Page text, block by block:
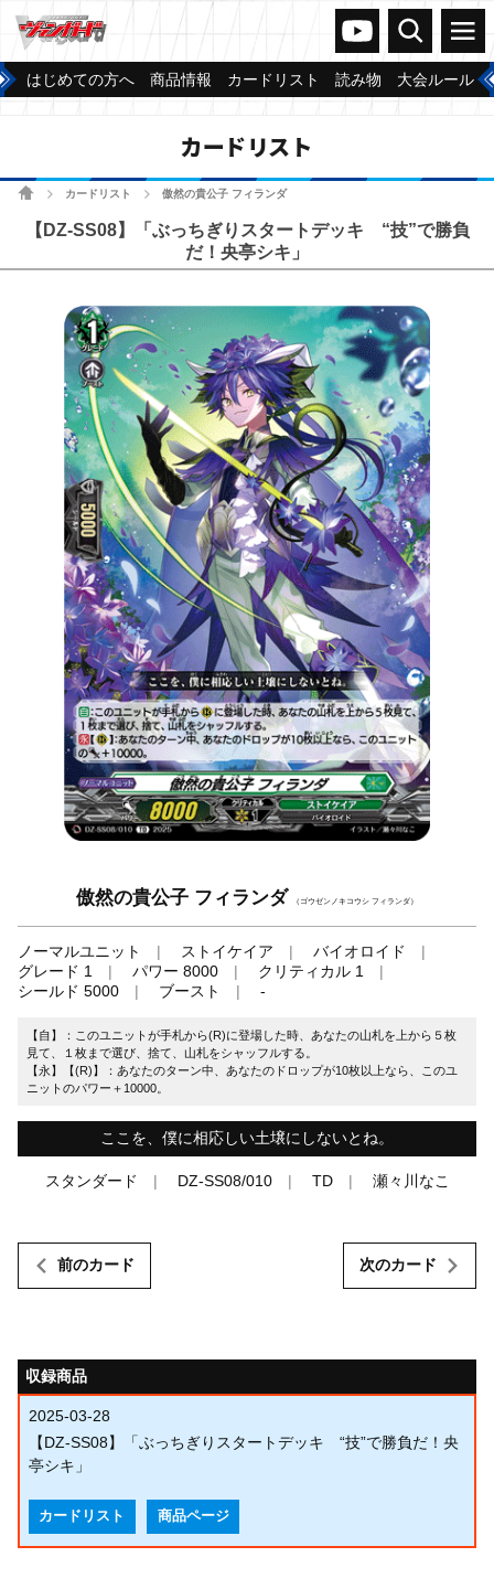
ヴァンガードch
検索 メニュー
はじめての方へ 商品情報 カードリスト 読み物 大会ルール
カードリスト
ホームカードリスト 傲然の貴公子 フィランダ
【DZ-SS08】「ぶっちぎりスタートデッキ “技”で勝負
だ！央亭シキ」
傲然の貴公子 フィランダ （ゴウゼンノキコウシ フィランダ）
ノーマルユニット ストイケイア
バイオロイド
グレード 1
パワー 8000
クリティカル 1
シールド 5000
ブースト -
【自】：このユニットが手札から(R)に登場した時、あなたの山札を上から５枚
見て、１枚まで選び、捨て、山札をシャッフルする。
【永】【(R)】：あなたのターン中、あなたのドロップが10枚以上なら、このユ
ニットのパワー＋10000。
ここを、僕に相応しい土壌にしないとね。
スタンダード DZ-SS08/010 TD 瀬々川なこ
前のカード 次のカード
収録商品
2025-03-28
【DZ-SS08】「ぶっちぎりスタートデッキ “技”で勝負だ！央
亭シキ」
カードリスト 商品ページ